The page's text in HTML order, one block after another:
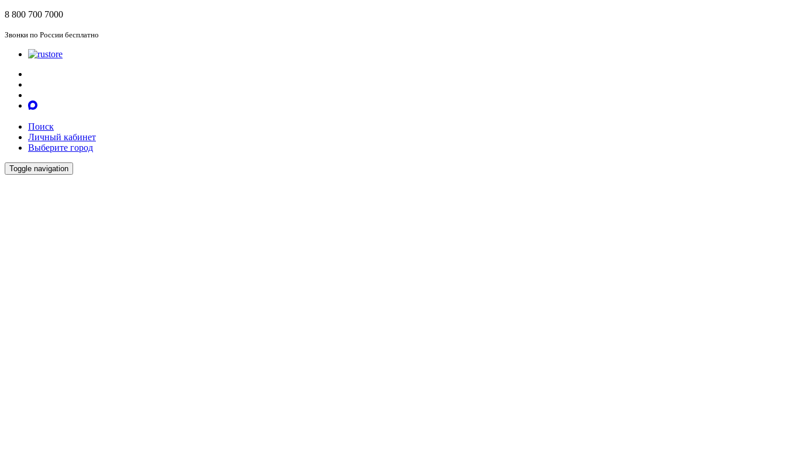
8 800 700 7000
Звонки по России бесплатно
Поиск
Личный кабинет
Выберите город
Toggle navigation